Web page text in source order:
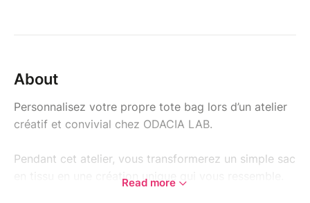
About
Personnalisez votre propre tote bag lors d’un atelier
créatif et convivial chez ODACIA LAB.
Pendant cet atelier, vous transformerez un simple sac
en tissu en une création unique qui vous ressemble.
Read more